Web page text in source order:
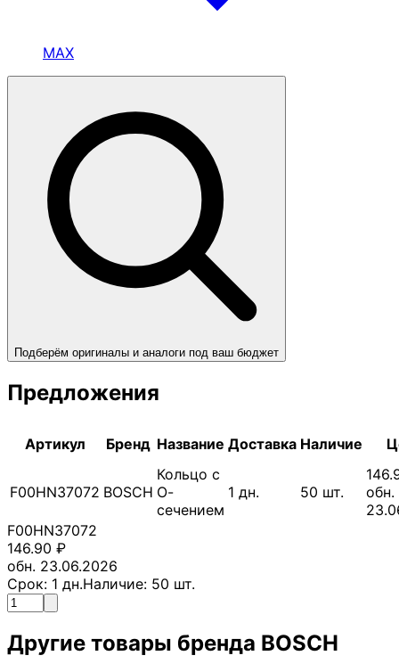
MAX
Подберём оригиналы и аналоги под ваш бюджет
Предложения
Артикул Бренд Название Доставка Наличие
F00HN37072 BOSCH
Кольцо с
О-
сечением
1 дн. 50 шт.
обн.
F00HN37072
146.90 ₽
обн. 23.06.2026
Срок: 1 дн.Наличие: 50 шт.
Другие товары бренда BOSCH